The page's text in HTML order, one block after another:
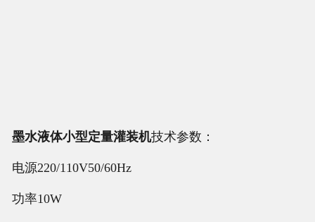
墨水液体小型定量灌装机技术参数：
电源220/110V50/60Hz
功率10W